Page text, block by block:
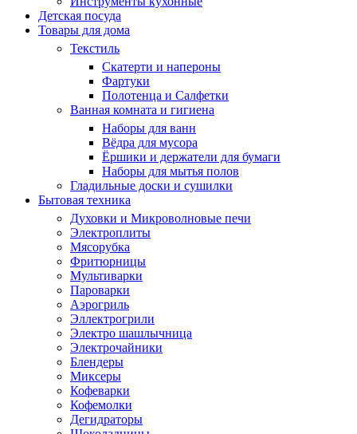
Детская посуда
Товары для дома
Текстиль
Скатерти и напероны
Фартуки
Полотенца и Салфетки
Ванная комната и гигиена
Наборы для ванн
Вёдра для мусора
Ёршики и держатели для бумаги
Наборы для мытья полов
Гладильные доски и сушилки
Бытовая техника
Духовки и Микроволновые печи
Электроплиты
Мясорубка
Фритюрницы
Мультиварки
Пароварки
Аэрогриль
Эллектрогрили
Электро шашлычница
Электрочайники
Блендеры
Миксеры
Кофеварки
Кофемолки
Дегидраторы